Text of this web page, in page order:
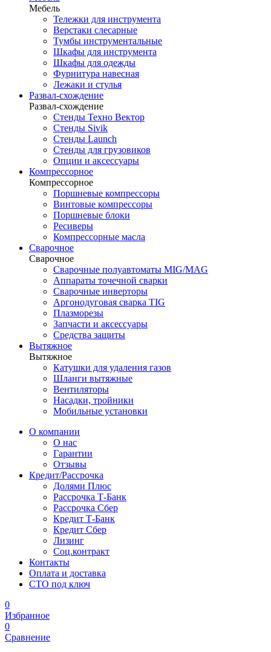
Мебель
Тележки для инструмента
Верстаки слесарные
Тумбы инструментальные
Шкафы для инструмента
Шкафы для одежды
Фурнитура навесная
Лежаки и стулья
Развал-схождение
Развал-схождение
Стенды Техно Вектор
Стенды Sivik
Стенды Launch
Стенды для грузовиков
Опции и аксессуары
Компрессорное
Компрессорное
Поршневые компрессоры
Винтовые компрессоры
Поршневые блоки
Ресиверы
Компрессорные масла
Сварочное
Сварочное
Сварочные полуавтоматы MIG/MAG
Аппараты точечной сварки
Сварочные инверторы
Аргонодуговая сварка TIG
Плазморезы
Запчасти и аксессуары
Средства защиты
Вытяжное
Вытяжное
Катушки для удаления газов
Шланги вытяжные
Вентиляторы
Насадки, тройники
Мобильные установки
О компании
О нас
Гарантии
Отзывы
Кредит/Рассрочка
Долями Плюс
Рассрочка Т-Банк
Рассрочка Сбер
Кредит Т-Банк
Кредит Сбер
Лизинг
Соц.контракт
Контакты
Оплата и доставка
СТО под ключ
0
Избранное
0
Сравнение